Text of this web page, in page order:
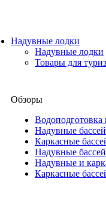
Надувные лодки
Надувные лодки
Товары для
Обзоры
Водоподготовка
Надувные
Каркасные
Надувные
Надувные и
Каркасные